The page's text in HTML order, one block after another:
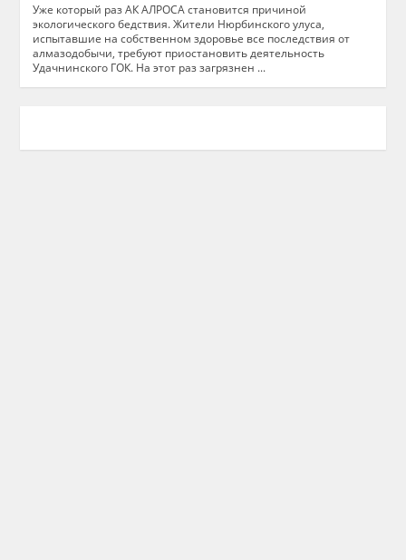
Уже который раз АК АЛРОСА становится причиной
экологического бедствия. Жители Нюрбинского улуса,
испытавшие на собственном здоровье все последствия от
алмазодобычи, требуют приостановить деятельность
Удачнинского ГОК. На этот раз загрязнен ...